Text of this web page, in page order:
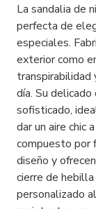
La sandalia de
perfecta de
especiales.
exterior como
día. Su
sofisticado,
dar un aire chic
compuesto por
diseño y
cierre de
personalizado